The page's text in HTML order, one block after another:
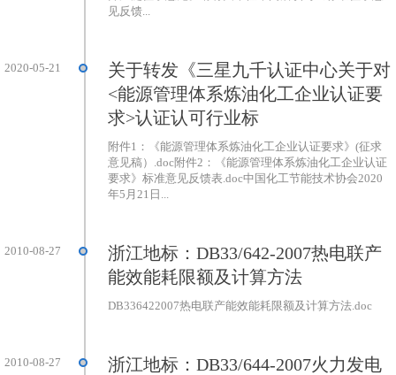
见反馈...
2020-05-21
关于转发《三星九千认证中心关于对
<能源管理体系炼油化工企业认证要
求>认证认可行业标
附件1：《能源管理体系炼油化工企业认证要求》(征求
意见稿）.doc附件2：《能源管理体系炼油化工企业认证
要求》标准意见反馈表.doc中国化工节能技术协会2020
年5月21日...
2010-08-27
浙江地标：DB33/642-2007热电联产
能效能耗限额及计算方法
DB336422007热电联产能效能耗限额及计算方法.doc
2010-08-27
浙江地标：DB33/644-2007火力发电